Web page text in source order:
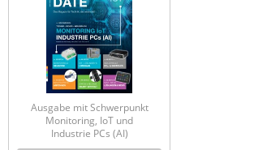
Vision
WATTECO
Westermo
Yuasa
ZPE Systems
Ausgabe mit Schwerpunkt
Monitoring, IoT und
Industrie PCs (AI)